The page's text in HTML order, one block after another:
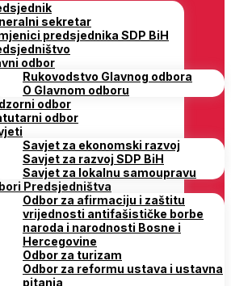
sekretar
predsjednika SDP BiH
odbor
Rukovodstvo Glavnog odbora
O Glavnom odboru
odbor
odbor
Savjet za ekonomski razvoj
Savjet za razvoj SDP BiH
Savjet za lokalnu samoupravu
Predsjedništva
Odbor za afirmaciju i zaštitu
vrijednosti antifašističke borbe
naroda i narodnosti Bosne i
Hercegovine
Odbor za turizam
Odbor za reformu ustava i ustavna
pitanja